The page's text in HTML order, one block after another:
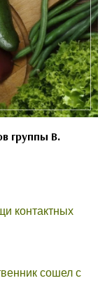
группы B.
контактных
сошел с